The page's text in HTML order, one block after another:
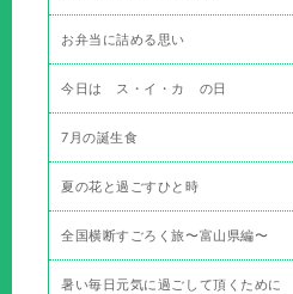
お弁当に詰める思い
今日は ス・イ・カ の日
7月の誕生食
夏の花と過ごすひと時
全国横断すごろく旅〜富山県編〜
暑い毎日元気に過ごして頂くために